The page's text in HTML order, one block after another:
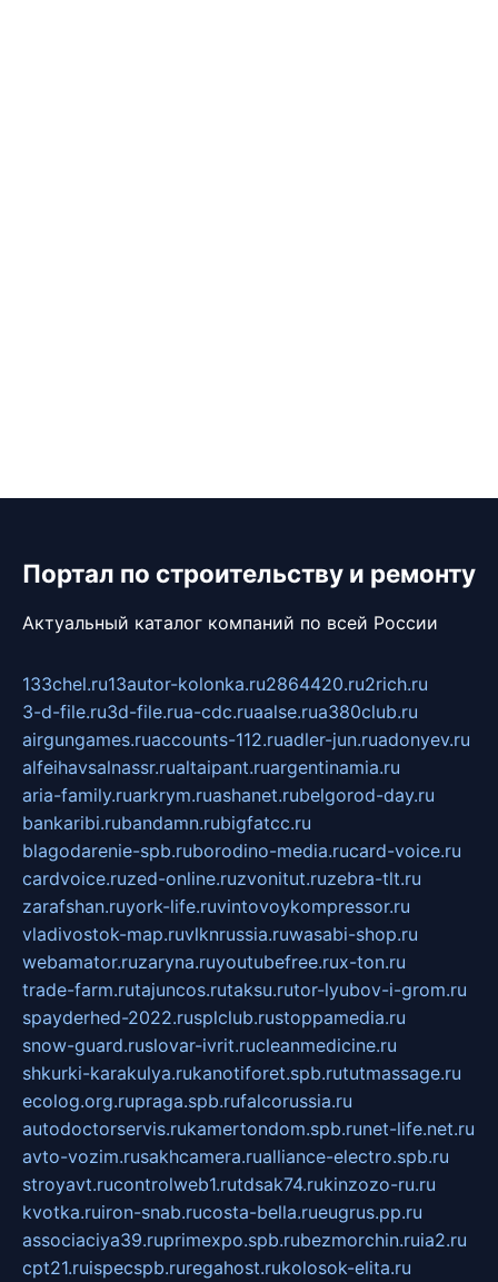
Портал по строительству и ремонту
Актуальный каталог компаний по всей России
133chel.ru13autor-kolonka.ru2864420.ru2rich.ru
3-d-file.ru3d-file.rua-cdc.ruaalse.rua380club.ru
airgungames.ruaccounts-112.ruadler-jun.ruadonyev.ru
alfeihavsalnassr.rualtaipant.ruargentinamia.ru
aria-family.ruarkrym.ruashanet.rubelgorod-day.ru
bankaribi.rubandamn.rubigfatcc.ru
blagodarenie-spb.ruborodino-media.rucard-voice.ru
cardvoice.ruzed-online.ruzvonitut.ruzebra-tlt.ru
zarafshan.ruyork-life.ruvintovoykompressor.ru
vladivostok-map.ruvlknrussia.ruwasabi-shop.ru
webamator.ruzaryna.ruyoutubefree.rux-ton.ru
trade-farm.rutajuncos.rutaksu.rutor-lyubov-i-grom.ru
spayderhed-2022.rusplclub.rustoppamedia.ru
snow-guard.ruslovar-ivrit.rucleanmedicine.ru
shkurki-karakulya.rukanotiforet.spb.rututmassage.ru
ecolog.org.rupraga.spb.rufalcorussia.ru
autodoctorservis.rukamertondom.spb.runet-life.net.ru
avto-vozim.rusakhcamera.rualliance-electro.spb.ru
stroyavt.rucontrolweb1.rutdsak74.rukinzozo-ru.ru
kvotka.ruiron-snab.rucosta-bella.rueugrus.pp.ru
associaciya39.ruprimexpo.spb.rubezmorchin.ruia2.ru
cpt21.ruispecspb.ruregahost.rukolosok-elita.ru